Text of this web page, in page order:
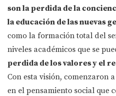
son la perdida de la
la educación de las nuevas
como la formación total del
niveles académicos que se
perdida de los valores y el
Con esta visión, comenzaron
en el pensamiento social que